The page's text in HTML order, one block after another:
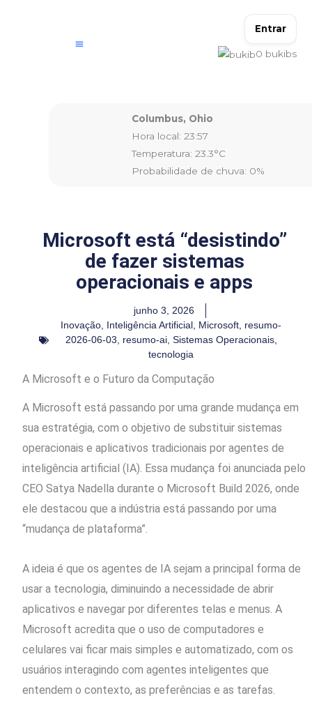
Entrar
0 bukibs
Columbus, Ohio
Hora local: 23:57
Temperatura: 23.3°C
Probabilidade de chuva: 0%
Microsoft está “desistindo”
de fazer sistemas
operacionais e apps
junho 3, 2026
Inovação, Inteligência Artificial, Microsoft, resumo-
2026-06-03, resumo-ai, Sistemas Operacionais,
tecnologia
A Microsoft e o Futuro da Computação
A Microsoft está passando por uma grande mudança em
sua estratégia, com o objetivo de substituir sistemas
operacionais e aplicativos tradicionais por agentes de
inteligência artificial (IA). Essa mudança foi anunciada pelo
CEO Satya Nadella durante o Microsoft Build 2026, onde
ele destacou que a indústria está passando por uma
“mudança de plataforma”.
A ideia é que os agentes de IA sejam a principal forma de
usar a tecnologia, diminuindo a necessidade de abrir
aplicativos e navegar por diferentes telas e menus. A
Microsoft acredita que o uso de computadores e
celulares vai ficar mais simples e automatizado, com os
usuários interagindo com agentes inteligentes que
entendem o contexto, as preferências e as tarefas.